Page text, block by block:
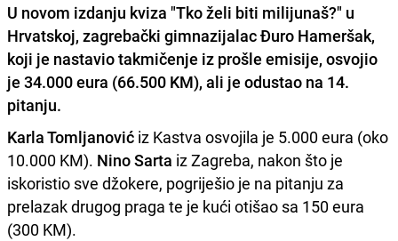
U novom izdanju kviza "Tko želi biti milijunaš?" u
Hrvatskoj, zagrebački gimnazijalac Đuro Hameršak,
koji je nastavio takmičenje iz prošle emisije, osvojio
je 34.000 eura (66.500 KM), ali je odustao na 14.
pitanju.
Karla Tomljanović iz Kastva osvojila je 5.000 eura (oko
10.000 KM). Nino Sarta iz Zagreba, nakon što je
iskoristio sve džokere, pogriješio je na pitanju za
prelazak drugog praga te je kući otišao sa 150 eura
(300 KM).